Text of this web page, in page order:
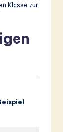
Klasse zur